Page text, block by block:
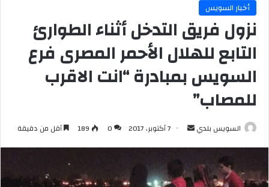
أخبار السويس
نزول فريق التدخل أثناء الطوارئ
التابع للهلال الأحمر المصرى فرع
السويس بمبادرة “انت الاقرب
للمصاب”
السويس بلدي
أرسل 7 أكتوبر، 2017 0
189 أقل من دقيقة